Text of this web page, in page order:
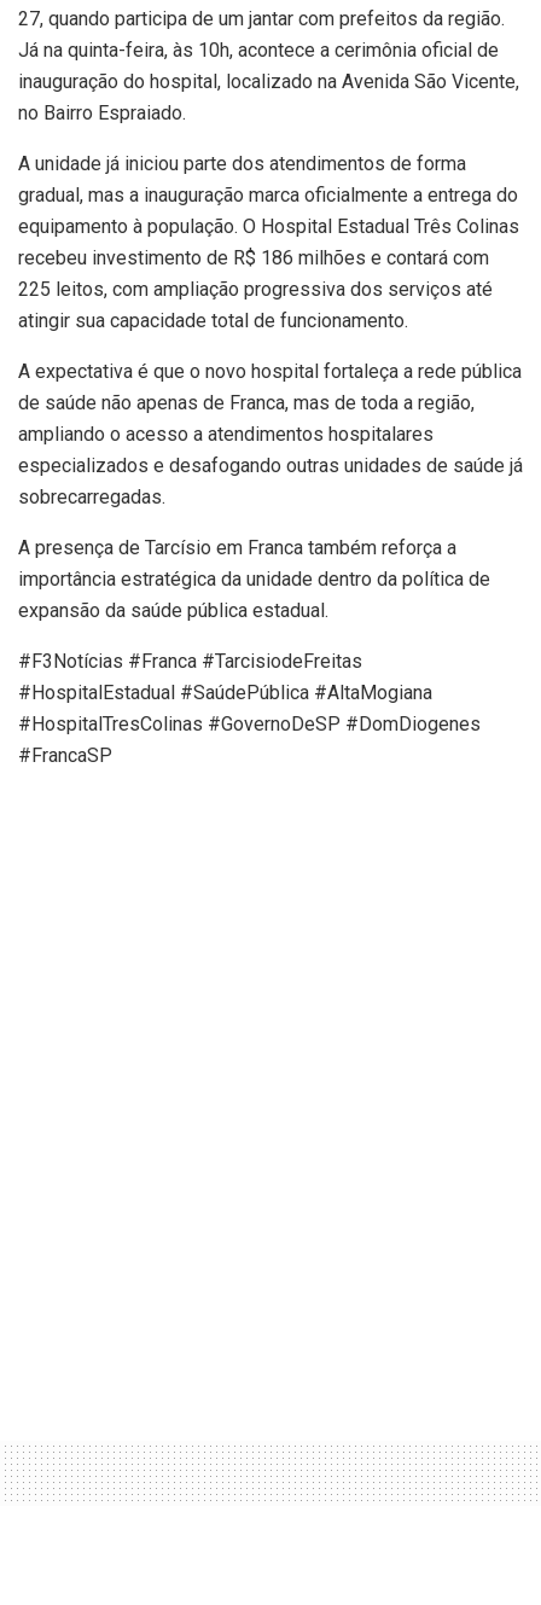
27, quando participa de um jantar com prefeitos da região.
Já na quinta-feira, às 10h, acontece a cerimônia oficial de
inauguração do hospital, localizado na Avenida São Vicente,
no Bairro Espraiado.
A unidade já iniciou parte dos atendimentos de forma
gradual, mas a inauguração marca oficialmente a entrega do
equipamento à população. O Hospital Estadual Três Colinas
recebeu investimento de R$ 186 milhões e contará com
225 leitos, com ampliação progressiva dos serviços até
atingir sua capacidade total de funcionamento.
A expectativa é que o novo hospital fortaleça a rede pública
de saúde não apenas de Franca, mas de toda a região,
ampliando o acesso a atendimentos hospitalares
especializados e desafogando outras unidades de saúde já
sobrecarregadas.
A presença de Tarcísio em Franca também reforça a
importância estratégica da unidade dentro da política de
expansão da saúde pública estadual.
#F3Notícias #Franca #TarcisiodeFreitas
#HospitalEstadual #SaúdePública #AltaMogiana
#HospitalTresColinas #GovernoDeSP #DomDiogenes
#FrancaSP